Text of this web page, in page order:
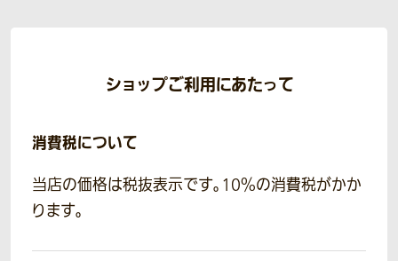
ショップご利用にあたって
消費税について
当店の価格は税抜表示です。10％の消費税がかか
ります。